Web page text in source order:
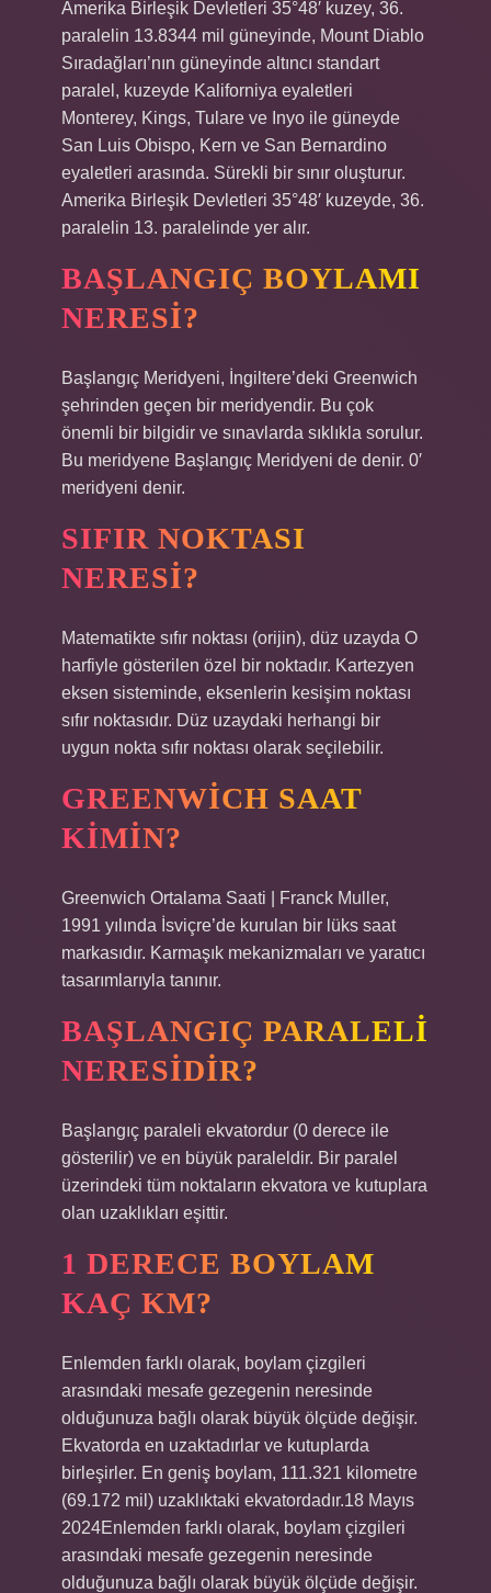
Amerika Birleşik Devletleri 35°48′ kuzey, 36.
paralelin 13.8344 mil güneyinde, Mount Diablo
Sıradağları’nın güneyinde altıncı standart
paralel, kuzeyde Kaliforniya eyaletleri
Monterey, Kings, Tulare ve Inyo ile güneyde
San Luis Obispo, Kern ve San Bernardino
eyaletleri arasında. Sürekli bir sınır oluşturur.
Amerika Birleşik Devletleri 35°48′ kuzeyde, 36.
paralelin 13. paralelinde yer alır.
BAŞLANGIÇ BOYLAMI
NERESI?
Başlangıç ​​Meridyeni, İngiltere’deki Greenwich
şehrinden geçen bir meridyendir. Bu çok
önemli bir bilgidir ve sınavlarda sıklıkla sorulur.
Bu meridyene Başlangıç ​​Meridyeni de denir. 0′
meridyeni denir.
SIFIR NOKTASI
NERESI?
Matematikte sıfır noktası (orijin), düz uzayda O
harfiyle gösterilen özel bir noktadır. Kartezyen
eksen sisteminde, eksenlerin kesişim noktası
sıfır noktasıdır. Düz uzaydaki herhangi bir
uygun nokta sıfır noktası olarak seçilebilir.
GREENWICH SAAT
KIMIN?
Greenwich Ortalama Saati | Franck Muller,
1991 yılında İsviçre’de kurulan bir lüks saat
markasıdır. Karmaşık mekanizmaları ve yaratıcı
tasarımlarıyla tanınır.
BAŞLANGIÇ PARALELI
NERESIDIR?
Başlangıç ​​paraleli ekvatordur (0 derece ile
gösterilir) ve en büyük paraleldir. Bir paralel
üzerindeki tüm noktaların ekvatora ve kutuplara
olan uzaklıkları eşittir.
1 DERECE BOYLAM
KAÇ KM?
Enlemden farklı olarak, boylam çizgileri
arasındaki mesafe gezegenin neresinde
olduğunuza bağlı olarak büyük ölçüde değişir.
Ekvatorda en uzaktadırlar ve kutuplarda
birleşirler. En geniş boylam, 111.321 kilometre
(69.172 mil) uzaklıktaki ekvatordadır.18 Mayıs
2024Enlemden farklı olarak, boylam çizgileri
arasındaki mesafe gezegenin neresinde
olduğunuza bağlı olarak büyük ölçüde değişir.